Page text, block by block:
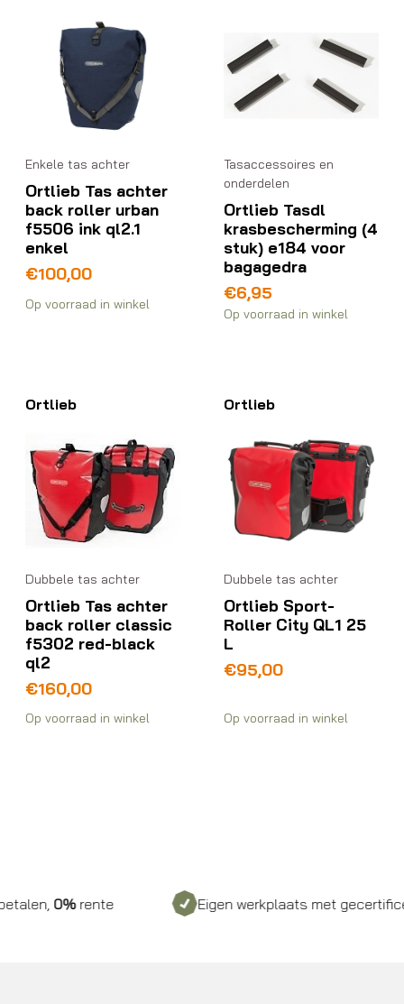
Enkele tas achter
Ortlieb Tas achter
back roller urban
f5506 ink ql2.1
enkel
€100,00
Op voorraad in winkel
Tasaccessoires en
onderdelen
Ortlieb Tasdl
krasbescherming (4
stuk) e184 voor
bagagedra
€6,95
Op voorraad in winkel
Ortlieb
Dubbele tas achter
Ortlieb Tas achter
back roller classic
f5302 red-black
ql2
€160,00
Op voorraad in winkel
Ortlieb
Dubbele tas achter
Ortlieb Sport-
Roller City QL1 25
L
€95,00
Op voorraad in winkel
rente Eigen werkplaats met gecertificeerd